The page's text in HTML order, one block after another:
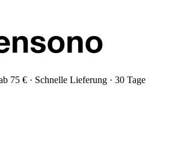
75 € · Schnelle Lieferung · 30 Tage